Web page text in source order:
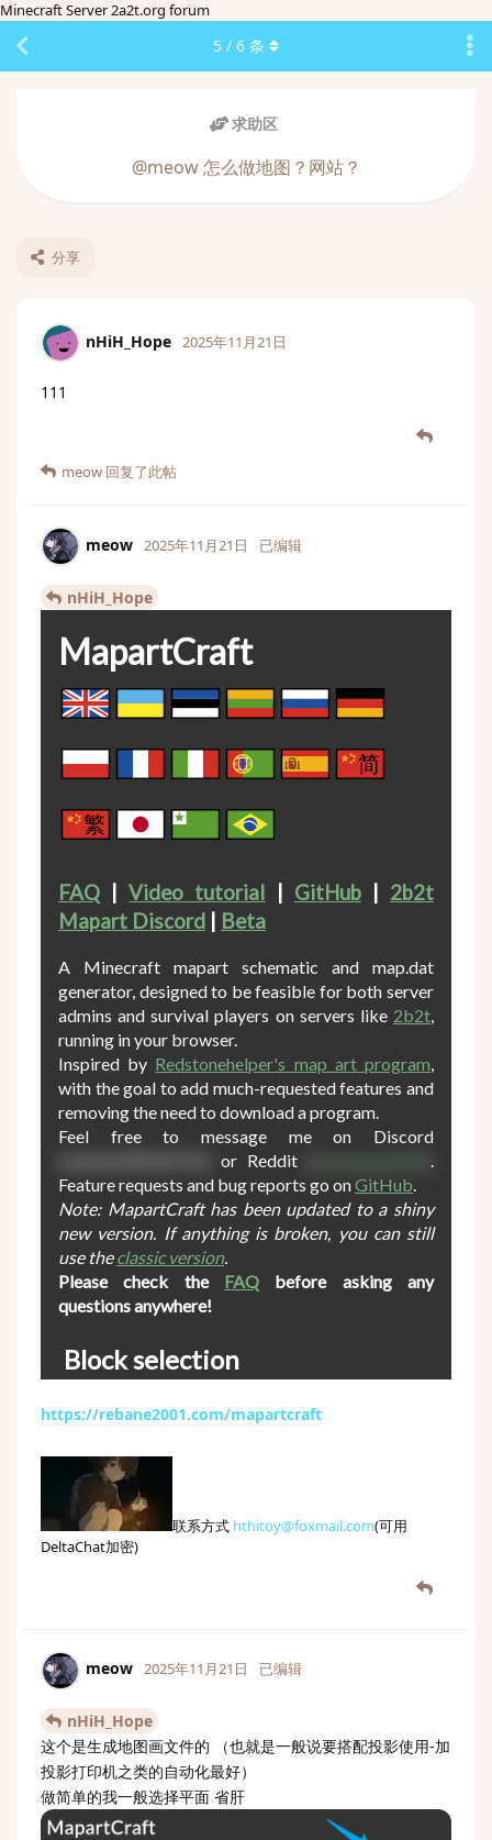
Minecraft Server 2a2t.org forum
求助区
@meow 怎么做地图？网站？
分享
5 / 6 条
nHiH_Hope 2025年11月21日
111
meow 回复了此帖
meow 2025年11月21日 已编辑
nHiH_Hope
https://rebane2001.com/mapartcraft
联系方式 hthitoy@foxmail.com(可用
DeltaChat加密)
meow 2025年11月21日 已编辑
nHiH_Hope
这个是生成地图画文件的 （也就是一般说要搭配投影使用-加
投影打印机之类的自动化最好）
做简单的我一般选择平面 省肝